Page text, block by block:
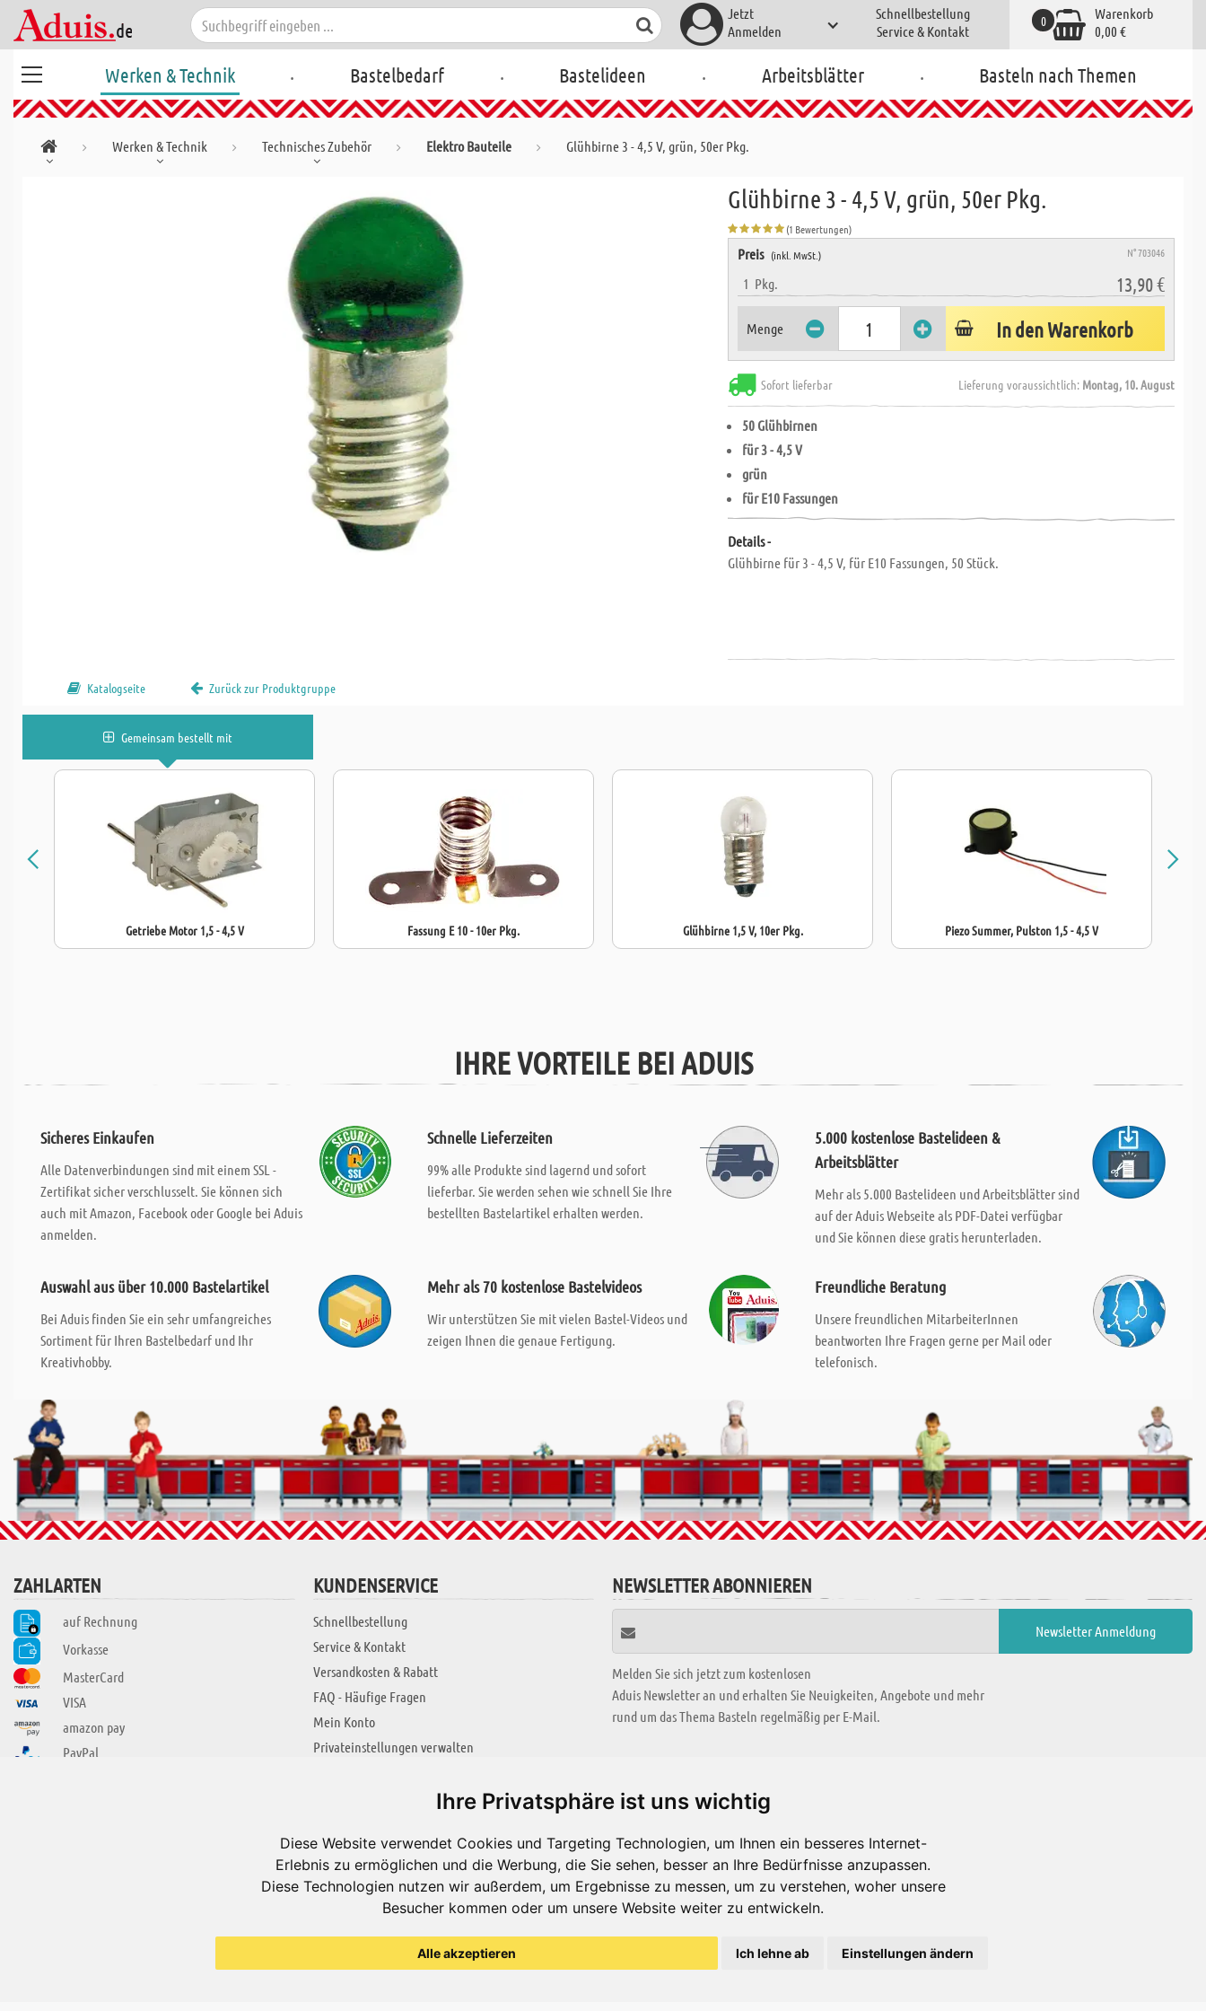
Ihre Privatsphäre ist uns wichtig
Diese Website verwendet Cookies und Targeting Technologien, um Ihnen ein besseres Internet-
Erlebnis zu ermöglichen und die Werbung, die Sie sehen, besser an Ihre Bedürfnisse anzupassen.
Diese Technologien nutzen wir außerdem, um Ergebnisse zu messen, um zu verstehen, woher unsere
Besucher kommen oder um unsere Website weiter zu entwickeln.
Alle akzeptieren Ich lehne ab Einstellungen ändern
Jetzt
Anmelden
Schnellbestellung
Service & Kontakt
Warenkorb
0,00 €
0
Werken & Technik . Bastelbedarf . Bastelideen . Arbeitsblätter . Basteln nach Themen
Werken & Technik Technisches Zubehör Elektro Bauteile Glühbirne 3 - 4,5 V, grün, 50er Pkg.
Glühbirne 3 - 4,5 V, grün, 50er Pkg.
(1 Bewertungen)
Preis (inkl. MwSt.) N° 703046
1 Pkg. 13,90 €
Menge In den Warenkorb
Sofort lieferbar Lieferung voraussichtlich: Montag, 10. August
50 Glühbirnen
für 3 - 4,5 V
grün
für E10 Fassungen
Details -
Glühbirne für 3 - 4,5 V, für E10 Fassungen, 50 Stück.
Katalogseite Zurück zur Produktgruppe
Gemeinsam bestellt mit
Getriebe Motor 1,5 - 4,5 V Fassung E 10 - 10er Pkg. Glühbirne 1,5 V, 10er Pkg. Piezo Summer, Pulston 1,5 - 4,5 V
IHRE VORTEILE BEI ADUIS
Sicheres Einkaufen
Alle Datenverbindungen sind mit einem SSL -
Zertifikat sicher verschlusselt. Sie können sich
auch mit Amazon, Facebook oder Google bei Aduis
anmelden.
Schnelle Lieferzeiten
99% alle Produkte sind lagernd und sofort
lieferbar. Sie werden sehen wie schnell Sie Ihre
bestellten Bastelartikel erhalten werden.
5.000 kostenlose Bastelideen &
Arbeitsblätter
Mehr als 5.000 Bastelideen und Arbeitsblätter sind
auf der Aduis Webseite als PDF-Datei verfügbar
und Sie können diese gratis herunterladen.
Auswahl aus über 10.000 Bastelartikel
Bei Aduis finden Sie ein sehr umfangreiches
Sortiment für Ihren Bastelbedarf und Ihr
Kreativhobby.
Mehr als 70 kostenlose Bastelvideos
Wir unterstützen Sie mit vielen Bastel-Videos und
zeigen Ihnen die genaue Fertigung.
Freundliche Beratung
Unsere freundlichen MitarbeiterInnen
beantworten Ihre Fragen gerne per Mail oder
telefonisch.
ZAHLARTEN
auf Rechnung
Vorkasse
MasterCard
VISA
amazon pay
PayPal
KUNDENSERVICE
Schnellbestellung
Service & Kontakt
Versandkosten & Rabatt
FAQ - Häufige Fragen
Mein Konto
Privateinstellungen verwalten
NEWSLETTER ABONNIEREN
Melden Sie sich jetzt zum kostenlosen
Aduis Newsletter an und erhalten Sie Neuigkeiten, Angebote und mehr
rund um das Thema Basteln regelmäßig per E-Mail.
Jobs
Impressum
Datenschutzerklärung
KREATIV ZONE
Alle Videos
Bastelideen
Arbeitsblätter
Es gibt uns auch in